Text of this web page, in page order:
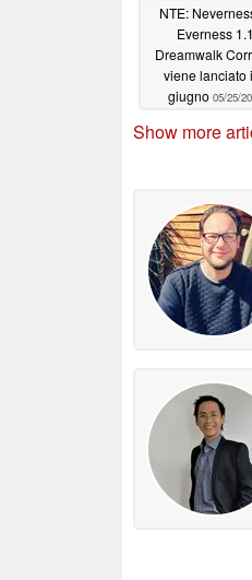
NTE:
Everness 1.1
Dreamwalk
viene lanciato
giugno 05/25/
Show more